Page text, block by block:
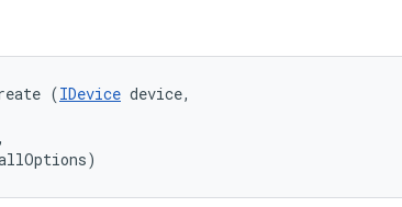
(IDevice device,